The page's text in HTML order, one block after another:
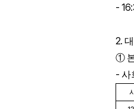
-
2.
①
- 사